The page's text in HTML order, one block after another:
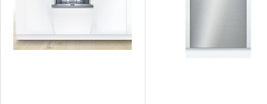
Công nghệ rửa
Hẹn giờ rửa 1-24h